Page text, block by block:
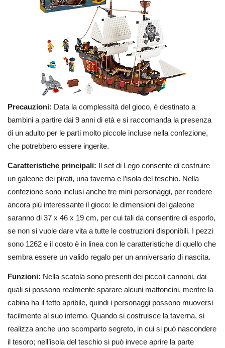
Precauzioni: Data la complessità del gioco, è destinato a
bambini a partire dai 9 anni di età e si raccomanda la presenza
di un adulto per le parti molto piccole incluse nella confezione,
che potrebbero essere ingerite.
Caratteristiche principali: Il set di Lego consente di costruire
un galeone dei pirati, una taverna e l’isola del teschio. Nella
confezione sono inclusi anche tre mini personaggi, per rendere
ancora più interessante il gioco: le dimensioni del galeone
saranno di 37 x 46 x 19 cm, per cui tali da consentire di esporlo,
se non si vuole dare vita a tutte le costruzioni disponibili. I pezzi
sono 1262 e il costo è in linea con le caratteristiche di quello che
sembra essere un valido regalo per un anniversario di nascita.
Funzioni: Nella scatola sono presenti dei piccoli cannoni, dai
quali si possono realmente sparare alcuni mattoncini, mentre la
cabina ha il tetto apribile, quindi i personaggi possono muoversi
facilmente al suo interno. Quando si costruisce la taverna, si
realizza anche uno scomparto segreto, in cui si può nascondere
il tesoro; nell’isola del teschio si può invece aprire la parte